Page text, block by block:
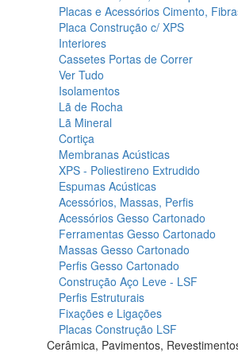
Placas e Acessórios Cimento,
Placa Construção c/ XPS
Interiores
Cassetes Portas de Correr
Ver Tudo
Isolamentos
Lã de Rocha
Lã Mineral
Cortiça
Membranas Acústicas
XPS - Poliestireno Extrudido
Espumas Acústicas
Acessórios, Massas, Perfis
Acessórios Gesso Cartonado
Ferramentas Gesso Cartonado
Massas Gesso Cartonado
Perfis Gesso Cartonado
Construção Aço Leve - LSF
Perfis Estruturais
Fixações e Ligações
Placas Construção LSF
Cerâmica, Pavimentos,